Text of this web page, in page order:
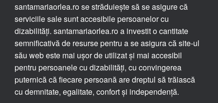
santamariaorlea.ro se străduiește să se asigure că
serviciile sale sunt accesibile persoanelor cu
dizabilități. santamariaorlea.ro a investit o cantitate
semnificativă de resurse pentru a se asigura că site-ul
său web este mai ușor de utilizat și mai accesibil
pentru persoanele cu dizabilități, cu convingerea
puternică că fiecare persoană are dreptul să trăiască
cu demnitate, egalitate, confort și independență.